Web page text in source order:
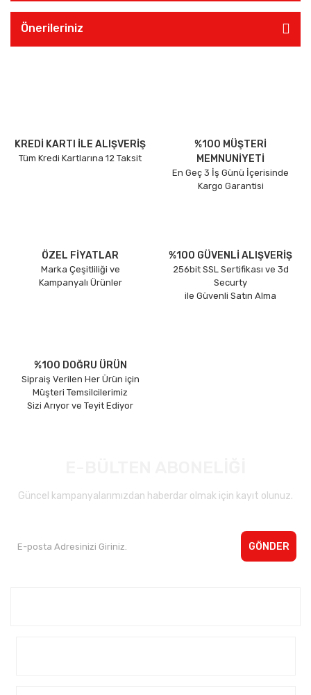
Önerileriniz
KREDİ KARTI İLE ALIŞVERİŞ
Tüm Kredi Kartlarına 12 Taksit
%100 MÜŞTERİ
MEMNUNİYETİ
En Geç 3 İş Günü İçerisinde
Kargo Garantisi
ÖZEL FİYATLAR
Marka Çeşitliliği ve
Kampanyalı Ürünler
%100 GÜVENLİ ALIŞVERİŞ
256bit SSL Sertifikası ve 3d
Securty
ile Güvenli Satın Alma
%100 DOĞRU ÜRÜN
Sipraiş Verilen Her Ürün için
Müşteri Temsilcilerimiz
Sizi Arıyor ve Teyit Ediyor
Güncel kampanyalarımızdan haberdar olmak için kayıt olunuz.
GÖNDER